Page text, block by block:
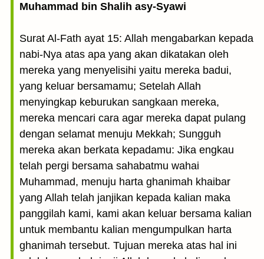
Muhammad bin Shalih asy-Syawi
Surat Al-Fath ayat 15: Allah mengabarkan kepada
nabi-Nya atas apa yang akan dikatakan oleh
mereka yang menyelisihi yaitu mereka badui,
yang keluar bersamamu; Setelah Allah
menyingkap keburukan sangkaan mereka,
mereka mencari cara agar mereka dapat pulang
dengan selamat menuju Mekkah; Sungguh
mereka akan berkata kepadamu: Jika engkau
telah pergi bersama sahabatmu wahai
Muhammad, menuju harta ghanimah khaibar
yang Allah telah janjikan kepada kalian maka
panggilah kami, kami akan keluar bersama kalian
untuk membantu kalian mengumpulkan harta
ghanimah tersebut. Tujuan mereka atas hal ini